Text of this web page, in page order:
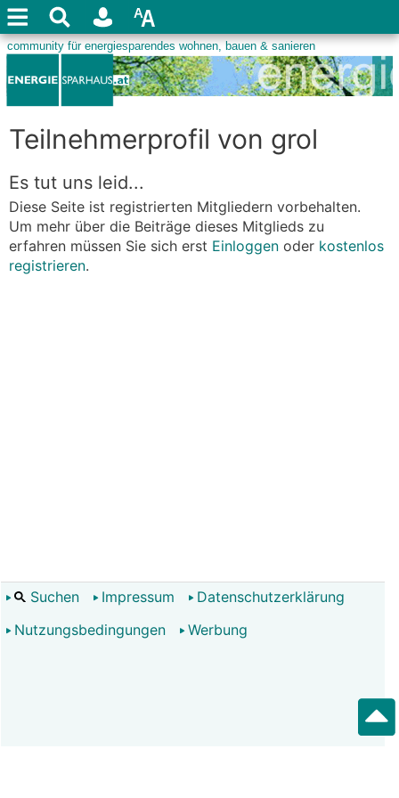
Teilnehmerprofil von grol
Es tut uns leid...
Diese Seite ist registrierten Mitgliedern vorbehalten.
Um mehr über die Beiträge dieses Mitglieds zu
erfahren müssen Sie sich erst Einloggen oder kostenlos
registrieren.
Suchen Impressum
Datenschutzerklärung
Nutzungsbedingungen
Werbung